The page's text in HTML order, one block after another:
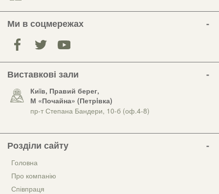
Ми в соцмережах
Виставкові зали
Київ, Правий берег,
М «Почайна» (Петрiвка)
пр-т Степана Бандери, 10-б (оф.4-8)
Розділи сайту
Головна
Про компанію
Співпраця